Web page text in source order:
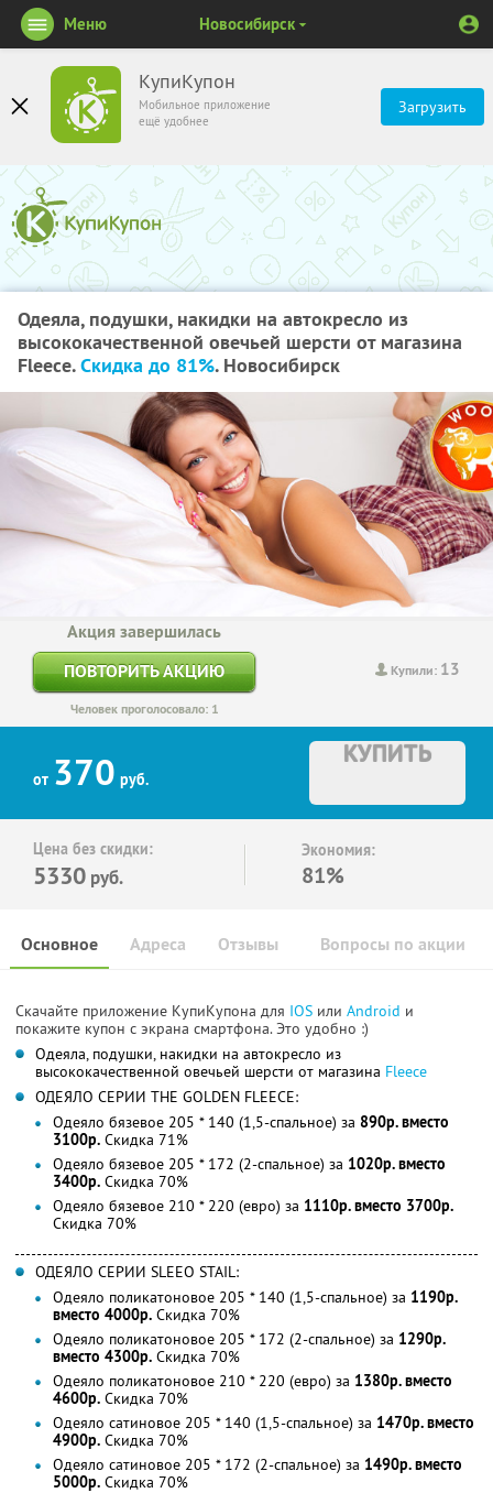
КупиКупон
Мобильное приложение
ещё удобнее
Загрузить
Меню Новосибирск
Одеяла, подушки, накидки на автокресло из
высококачественной овечьей шерсти от магазина
Fleece.Скидка до 81%. Новосибирск
Купили: 13
Акция завершилась
ПОВТОРИТЬ АКЦИЮ
Человек проголосовало: 1
от 370 руб.
КУПИТЬ
Цена без скидки:
5330 руб.
Экономия:
81%
Основное Отзывы Вопросы по акции
Адреса
Скачайте приложение КупиКупона для IOS или Android и
покажите купон с экрана смартфона. Это удобно :)
Одеяла, подушки, накидки на автокресло из
высококачественной овечьей шерсти от магазина Fleece
ОДЕЯЛО СЕРИИ THE GOLDEN FLEECE:
Одеяло бязевое 205 * 140 (1,5-спальное) за 890р. вместо
3100р. Скидка 71%
Одеяло бязевое 205 * 172 (2-спальное) за 1020р. вместо
3400р. Скидка 70%
Одеяло бязевое 210 * 220 (евро) за 1110р. вместо 3700р.
Скидка 70%
ОДЕЯЛО СЕРИИ SLEEO STAIL:
Одеяло поликатоновое 205 * 140 (1,5-спальное) за 1190р.
вместо 4000р. Скидка 70%
Одеяло поликатоновое 205 * 172 (2-спальное) за 1290р.
вместо 4300р. Скидка 70%
Одеяло поликатоновое 210 * 220 (евро) за 1380р. вместо
4600р. Скидка 70%
Одеяло сатиновое 205 * 140 (1,5-спальное) за 1470р. вместо
4900р. Скидка 70%
Одеяло сатиновое 205 * 172 (2-спальное) за 1490р. вместо
5000р. Скидка 70%